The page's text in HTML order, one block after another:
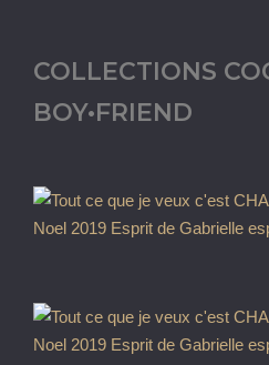
COLLECTIONS
BOY•FRIEND